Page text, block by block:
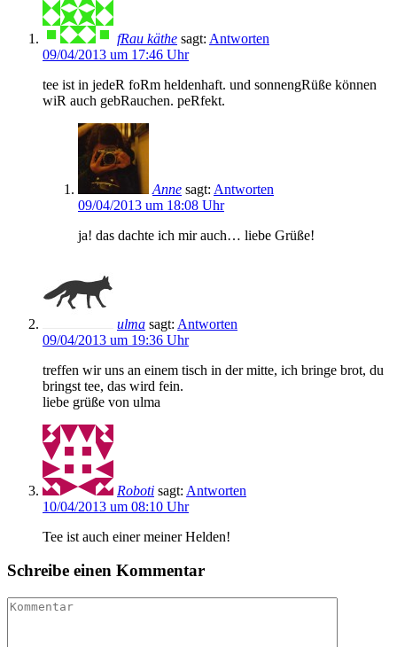
fRau käthe sagt: Antworten
09/04/2013 um 17:46 Uhr
tee ist in jedeR foRm heldenhaft. und sonnengRüße können
wiR auch gebRauchen. peRfekt.
Anne sagt: Antworten
09/04/2013 um 18:08 Uhr
ja! das dachte ich mir auch… liebe Grüße!
ulma sagt: Antworten
09/04/2013 um 19:36 Uhr
treffen wir uns an einem tisch in der mitte, ich bringe brot, du
bringst tee, das wird fein.
liebe grüße von ulma
Roboti sagt: Antworten
10/04/2013 um 08:10 Uhr
Tee ist auch einer meiner Helden!
Schreibe einen Kommentar